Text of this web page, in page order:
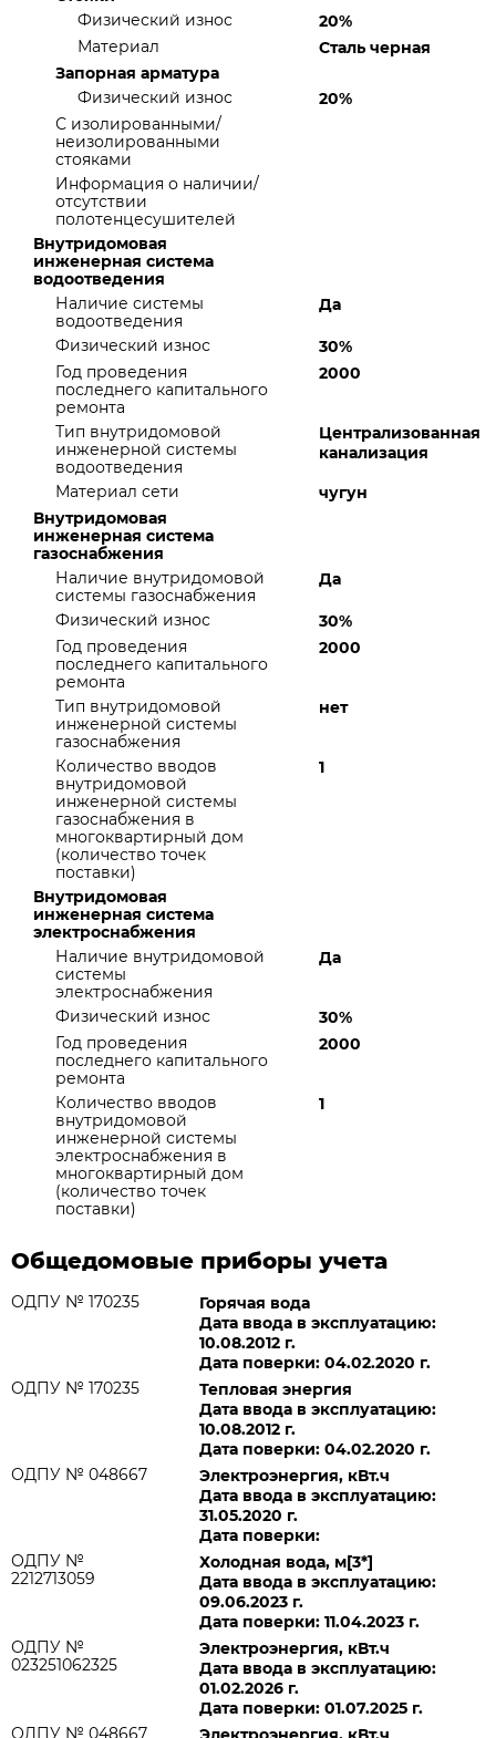
Физический износ
20%
Материал
Сталь черная
Запорная арматура
Физический износ
20%
С изолированными/
неизолированными
стояками
Информация о наличии/
отсутствии
полотенцесушителей
Внутридомовая
инженерная система
водоотведения
Наличие системы
водоотведения
Да
Физический износ
30%
Год проведения
последнего капитального
ремонта
2000
Тип внутридомовой
инженерной системы
водоотведения
Централизованная
канализация
Материал сети
чугун
Внутридомовая
инженерная система
газоснабжения
Наличие внутридомовой
системы газоснабжения
Да
Физический износ
30%
Год проведения
последнего капитального
ремонта
2000
Тип внутридомовой
инженерной системы
газоснабжения
нет
Количество вводов
внутридомовой
инженерной системы
газоснабжения в
многоквартирный дом
(количество точек
поставки)
1
Внутридомовая
инженерная система
электроснабжения
Наличие внутридомовой
системы
электроснабжения
Да
Физический износ
30%
Год проведения
последнего капитального
ремонта
2000
Количество вводов
внутридомовой
инженерной системы
электроснабжения в
многоквартирный дом
(количество точек
поставки)
1
Общедомовые приборы учета
ОДПУ № 170235
Горячая вода
Дата ввода в эксплуатацию:
10.08.2012 г.
Дата поверки: 04.02.2020 г.
ОДПУ № 170235
Тепловая энергия
Дата ввода в эксплуатацию:
10.08.2012 г.
Дата поверки: 04.02.2020 г.
ОДПУ № 048667
Электроэнергия, кВт.ч
Дата ввода в эксплуатацию:
31.05.2020 г.
Дата поверки:
ОДПУ №
2212713059
Холодная вода, м[3*]
Дата ввода в эксплуатацию:
09.06.2023 г.
Дата поверки: 11.04.2023 г.
ОДПУ №
023251062325
Электроэнергия, кВт.ч
Дата ввода в эксплуатацию:
01.02.2026 г.
Дата поверки: 01.07.2025 г.
ОДПУ № 048667